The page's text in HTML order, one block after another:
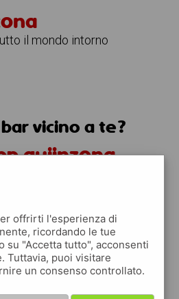
il mondo intorno
vicino a te?
quiinzona
nelle vicinanze
offrirti l'esperienza di
ricordando le tue
su "Accetta tutto", acconsenti
Tuttavia, puoi visitare
un consenso controllato.